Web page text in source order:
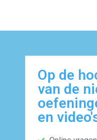
Op de
van de
en